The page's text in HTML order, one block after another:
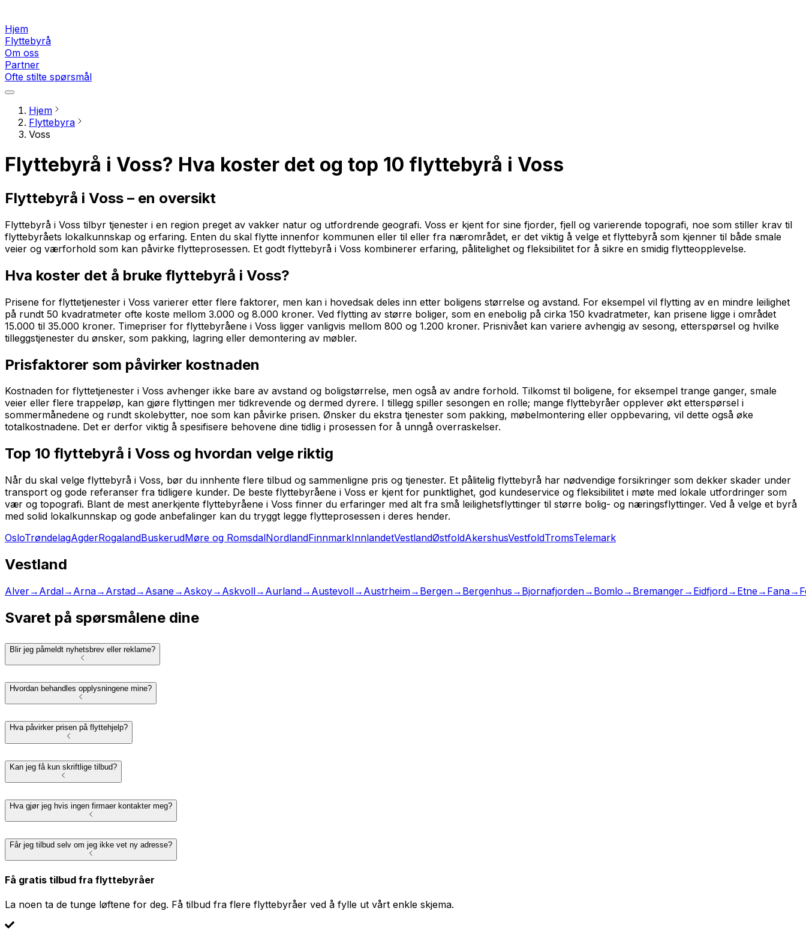
Hjem
Flyttebyrå
Om oss
Partner
Ofte stilte spørsmål
Hjem
Flyttebyra
Voss
Flyttebyrå i Voss? Hva koster det og top 10 flyttebyrå i Voss
Flyttebyrå i Voss – en oversikt
Flyttebyrå i Voss tilbyr tjenester i en region preget av vakker natur og utfordrende geografi. Voss er kjent for sine fjorder, fjell og varierende topografi, noe som stiller krav til
flyttebyråets lokalkunnskap og erfaring. Enten du skal flytte innenfor kommunen eller til eller fra nærområdet, er det viktig å velge et flyttebyrå som kjenner til både smale
veier og værforhold som kan påvirke flytteprosessen. Et godt flyttebyrå i Voss kombinerer erfaring, pålitelighet og fleksibilitet for å sikre en smidig flytteopplevelse.
Hva koster det å bruke flyttebyrå i Voss?
Prisene for flyttetjenester i Voss varierer etter flere faktorer, men kan i hovedsak deles inn etter boligens størrelse og avstand. For eksempel vil flytting av en mindre leilighet
på rundt 50 kvadratmeter ofte koste mellom 3.000 og 8.000 kroner. Ved flytting av større boliger, som en enebolig på cirka 150 kvadratmeter, kan prisene ligge i området
15.000 til 35.000 kroner. Timepriser for flyttebyråene i Voss ligger vanligvis mellom 800 og 1.200 kroner. Prisnivået kan variere avhengig av sesong, etterspørsel og hvilke
tilleggstjenester du ønsker, som pakking, lagring eller demontering av møbler.
Prisfaktorer som påvirker kostnaden
Kostnaden for flyttetjenester i Voss avhenger ikke bare av avstand og boligstørrelse, men også av andre forhold. Tilkomst til boligene, for eksempel trange ganger, smale
veier eller flere trappeløp, kan gjøre flyttingen mer tidkrevende og dermed dyrere. I tillegg spiller sesongen en rolle; mange flyttebyråer opplever økt etterspørsel i
sommermånedene og rundt skolebytter, noe som kan påvirke prisen. Ønsker du ekstra tjenester som pakking, møbelmontering eller oppbevaring, vil dette også øke
totalkostnadene. Det er derfor viktig å spesifisere behovene dine tidlig i prosessen for å unngå overraskelser.
Top 10 flyttebyrå i Voss og hvordan velge riktig
Når du skal velge flyttebyrå i Voss, bør du innhente flere tilbud og sammenligne pris og tjenester. Et pålitelig flyttebyrå har nødvendige forsikringer som dekker skader under
transport og gode referanser fra tidligere kunder. De beste flyttebyråene i Voss er kjent for punktlighet, god kundeservice og fleksibilitet i møte med lokale utfordringer som
vær og topografi. Blant de mest anerkjente flyttebyråene i Voss finner du erfaringer med alt fra små leilighetsflyttinger til større bolig- og næringsflyttinger. Ved å velge et byrå
med solid lokalkunnskap og gode anbefalinger kan du tryggt legge flytteprosessen i deres hender.
OsloTrøndelagAgderRogalandBuskerudMøre og RomsdalNordlandFinnmarkInnlandetVestlandØstfoldAkershusVestfoldTromsTelemark
Vestland
Alver→ Ardal→ Arna→ Arstad→ Asane→ Askoy→ Askvoll→ Aurland→ Austevoll→ Austrheim→ Bergen→ Bergenhus → Bjornafjorden→ Bomlo → Bremanger→ Eidfjord→ Etne→ Fana→
Svaret på spørsmålene dine
Blir jeg påmeldt nyhetsbrev eller reklame?
Hvordan behandles opplysningene mine?
Hva påvirker prisen på flyttehjelp?
Kan jeg få kun skriftlige tilbud?
Hva gjør jeg hvis ingen firmaer kontakter meg?
Får jeg tilbud selv om jeg ikke vet ny adresse?
Få gratis tilbud fra flyttebyråer
La noen ta de tunge løftene for deg. Få tilbud fra flere flyttebyråer ved å fylle ut vårt enkle skjema.